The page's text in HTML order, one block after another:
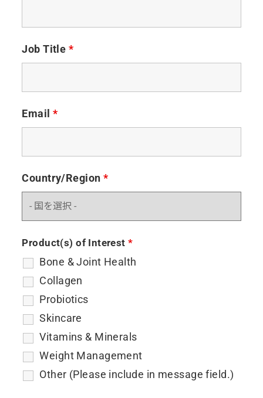
Job Title *
Email *
Country/Region *
Product(s) of Interest*
Bone & Joint Health
Collagen
Probiotics
Skincare
Vitamins & Minerals
Weight Management
Other (Please include in message field.)